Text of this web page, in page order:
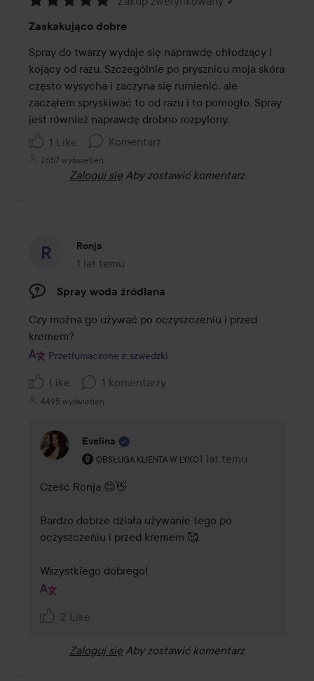
5
z
5
Zaskakująco dobre
Spray do twarzy wydaje się naprawdę chłodzący i
kojący od razu. Szczególnie po prysznicu moja skóra
często wysycha i zaczyna się rumienić, ale
zacząłem spryskiwać to od razu i to pomogło. Spray
jest również naprawdę drobno rozpylony.
1 Like
Komentarz
2657 wyświetleń
Zaloguj się Aby zostawić komentarz
Ronja
1 lat temu
Post został utworzony 1 lat temu
Spray woda źródlana
Czy można go używać po oczyszczeniu i przed
kremem?
Przetłumaczone z: szwedzki
Like 1 komentarzy
4495 wyświetleń
Evelina
OBSŁUGA KLIENTA W LYKO
Rola użytkownika: Obsługa klienta w Lyko.
1 lat temu
Komentarz został
Cześć Ronja 😊👋
Bardzo dobrze działa używanie tego po
oczyszczeniu i przed kremem 🥰
Wszystkiego dobrego!
2 Like
Zaloguj się Aby zostawić komentarz